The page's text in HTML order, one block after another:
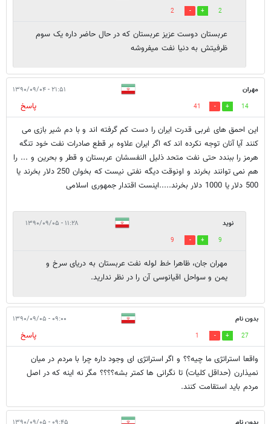
2
2
عربستان دوست عزیز عربستان که در حال حاضر داره یک سوم
ظرفیتش به دنیا نفت میفروشه
مهران ۲۱:۵۱ - ۱۳۹۰/۰۹/۰۴
14
41
پاسخ
این احمق های غربی قدرت ایران را دست کم گرفته اند و با دم شیر بازی می
کنند آیا آنان توجه نکرده اند که اگر ایران علاوه بر قطع صادرات نفت خود تنگه
هرمز را ببندد حتی نفت متحد ذلیل النفسشان عربستان و قطر و بحرین و ... را
هم نمی توانند بخرند و اونوقت دیگه نفتی نیست که بخوان 250 دلار بخرند یا
500 دلار یا 1000 دلار بخرند.....اینست اقتدار جمهوری اسلامی
نوید ۱۱:۲۸ - ۱۳۹۰/۰۹/۰۵
9
9
مهران جان، ظاهرا خط لوله نفت عربستان به دریای سرخ و
یمن و سواحل اقیانوسی آن را در نظر ندارید.
بدون نام ۰۹:۰۰ - ۱۳۹۰/۰۹/۰۵
27
1
پاسخ
واقعا استراتژی ما چیه؟؟ و اگر استراتژی ای وجود داره چرا با مردم در میان
نمیذارن (حداقل کلیات) تا نگرانی ها کمتر بشه؟؟؟؟ مگر نه اینه که در اصل
مردم باید استقامت کنند.